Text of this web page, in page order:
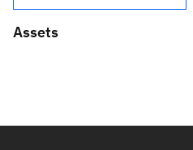
Assets